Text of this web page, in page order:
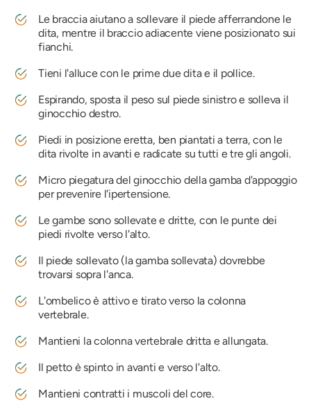
Le braccia aiutano a sollevare il piede afferrandone le
dita, mentre il braccio adiacente viene posizionato sui
fianchi.
Tieni l'alluce con le prime due dita e il pollice.
Espirando, sposta il peso sul piede sinistro e solleva il
ginocchio destro.
Piedi in posizione eretta, ben piantati a terra, con le
dita rivolte in avanti e radicate su tutti e tre gli angoli.
Micro piegatura del ginocchio della gamba d'appoggio
per prevenire l'ipertensione.
Le gambe sono sollevate e dritte, con le punte dei
piedi rivolte verso l'alto.
Il piede sollevato (la gamba sollevata) dovrebbe
trovarsi sopra l'anca.
L'ombelico è attivo e tirato verso la colonna
vertebrale.
Mantieni la colonna vertebrale dritta e allungata.
Il petto è spinto in avanti e verso l'alto.
Mantieni contratti i muscoli del core.